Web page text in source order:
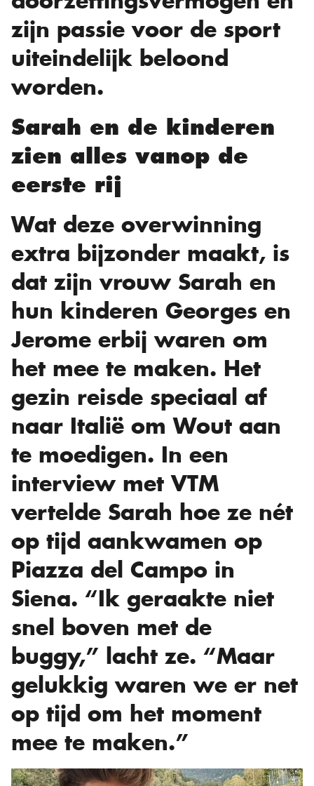
zijn passie voor de sport
uiteindelijk beloond
worden.
Sarah en de kinderen
zien alles vanop de
eerste rij
Wat deze overwinning
extra bijzonder maakt, is
dat zijn vrouw Sarah en
hun kinderen Georges en
Jerome erbij waren om
het mee te maken. Het
gezin reisde speciaal af
naar Italië om Wout aan
te moedigen. In een
interview met VTM
vertelde Sarah hoe ze nét
op tijd aankwamen op
Piazza del Campo in
Siena. “Ik geraakte niet
snel boven met de
buggy,” lacht ze. “Maar
gelukkig waren we er net
op tijd om het moment
mee te maken.”